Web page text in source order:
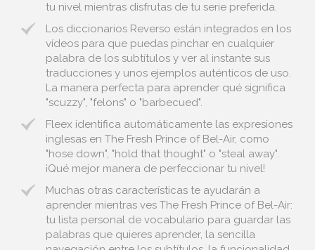
tu nivel mientras disfrutas de tu serie preferida.
Los diccionarios Reverso están integrados en los
vídeos para que puedas pinchar en cualquier
palabra de los subtítulos y ver al instante sus
traducciones y unos ejemplos auténticos de uso.
La manera perfecta para aprender qué significa
"scuzzy", "felons" o "barbecued".
Fleex identifica automáticamente las expresiones
inglesas en The Fresh Prince of Bel-Air, como
"hose down", "hold that thought" o "steal away".
¡Qué mejor manera de perfeccionar tu nivel!
Muchas otras características te ayudarán a
aprender mientras ves The Fresh Prince of Bel-Air:
tu lista personal de vocabulario para guardar las
palabras que quieres aprender, la sencilla